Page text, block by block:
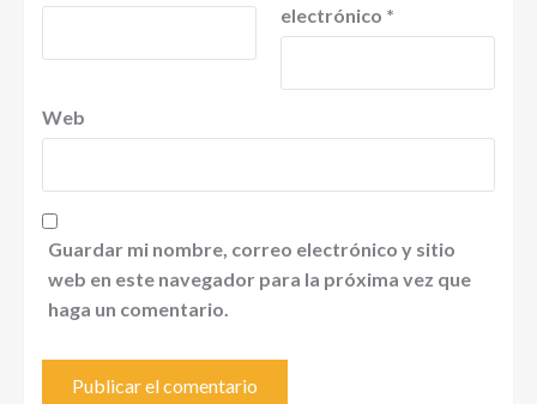
electrónico *
Web
Guardar mi nombre, correo electrónico y sitio
web en este navegador para la próxima vez que
haga un comentario.